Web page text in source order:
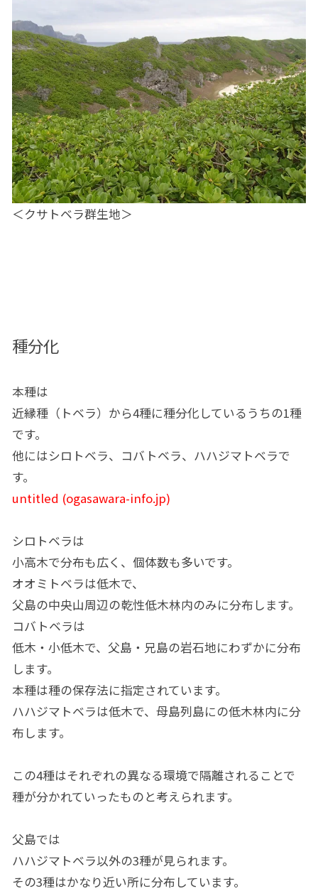
＜クサトベラ群生地＞
種分化
本種は
近縁種（トベラ）から4種に種分化しているうちの1種
です。
他にはシロトベラ、コバトベラ、ハハジマトベラで
す。
untitled (ogasawara-info.jp)
シロトベラは
小高木で分布も広く、個体数も多いです。
オオミトベラは低木で、
父島の中央山周辺の乾性低木林内のみに分布します。
コバトベラは
低木・小低木で、父島・兄島の岩石地にわずかに分布
します。
本種は種の保存法に指定されています。
ハハジマトベラは低木で、母島列島にの低木林内に分
布します。
この4種はそれぞれの異なる環境で隔離されることで
種が分かれていったものと考えられます。
父島では
ハハジマトベラ以外の3種が見られます。
その3種はかなり近い所に分布しています。